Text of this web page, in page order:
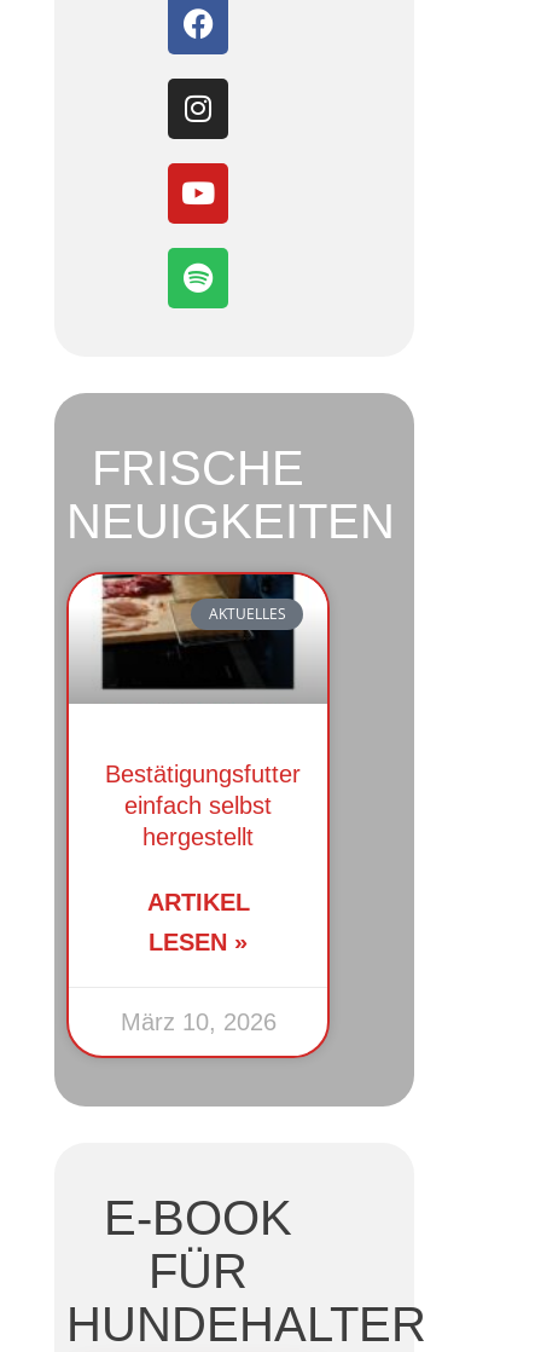
FRISCHE
NEUIGKEITEN
AKTUELLES
Bestätigungsfutter
einfach selbst
hergestellt
ARTIKEL
LESEN »
März 10, 2026
E-BOOK
FÜR
HUNDEHALTER